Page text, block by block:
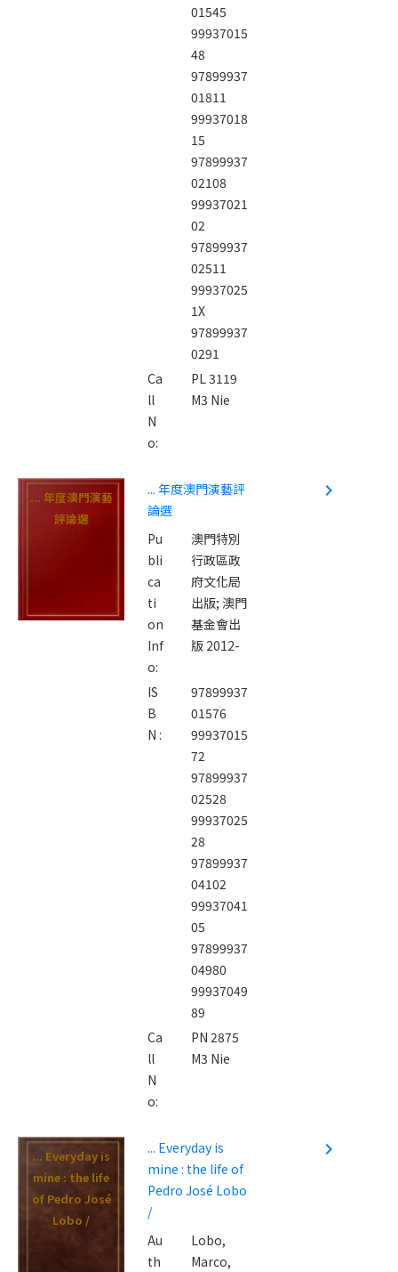
01545
99937015
48
97899937
01811
99937018
15
97899937
02108
99937021
02
97899937
02511
99937025
1X
97899937
0291
Ca
ll
N
o:
PL 3119
M3 Nie
... 年度澳門演藝
評論選
... 年度澳門演藝評
論選
Pu
bli
ca
ti
on
Inf
o:
澳門特別
行政區政
府文化局
出版; 澳門
基金會出
版 2012-
IS
B
N :
97899937
01576
99937015
72
97899937
02528
99937025
28
97899937
04102
99937041
05
97899937
04980
99937049
89
Ca
ll
N
o:
PN 2875
M3 Nie
navigate_next
... Everyday is
mine : the life
of Pedro José
Lobo /
... Everyday is
mine : the life of
Pedro José Lobo
/
Au
th
Lobo,
Marco,
navigate_next